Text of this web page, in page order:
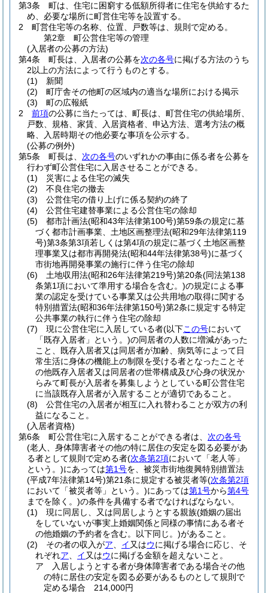
第3条
町は、住宅に困窮する低額所得者に住宅を供給するた
め、必要な場所に町営住宅等を設置する。
2
町営住宅等の名称、位置、戸数等は、規則で定める。
第2章
町公営住宅等の管理
(入居者の公募の方法)
第4条
町長は、入居者の公募を次の各号に掲げる方法のうち
2以上の方法によって行うものとする。
(1)
新聞
(2)
町庁舎その他町の区域内の適当な場所における掲示
(3)
町の広報紙
2
前項の公募に当たっては、町長は、町営住宅の供給場所、
戸数、規格、家賃、入居資格者、申込方法、選考方法の概
略、入居時期その他必要な事項を公示する。
(公募の例外)
第5条
町長は、 次の各号のいずれかの事由に係る者を公募を
行わず町公営住宅に入居させることができる。
(1)
災害による住宅の滅失
(2)
不良住宅の撤去
(3)
公営住宅の借り上げに係る契約の終了
(4)
公営住宅建替事業による公営住宅の除却
(5)
都市計画法(昭和43年法律第100号)第59条の規定に基
づく都市計画事業、土地区画整理法(昭和29年法律第119
号)第3条第3項若しくは第4項の規定に基づく土地区画整
理事業又は都市再開発法(昭和44年法律第38号)に基づく
市街地再開発事業の施行に伴う住宅の除却
(6)
土地収用法(昭和26年法律第219号)第20条(同法第138
条第1項において準用する場合を含む。)の規定による事
業の認定を受けている事業又は公共用地の取得に関する
特別措置法(昭和36年法律第150号)第2条に規定する特定
公共事業の執行に伴う住宅の除却
(7)
現に公営住宅に入居している者(以下この号において
「既存入居者」という。)の同居者の人数に増減があった
こと、既存入居者又は同居者が加齢、病気等によって日
常生活に身体の機能上の制限を受ける者となったことそ
の他既存入居者又は同居者の世帯構成及び心身の状況か
らみて町長が入居者を募集しようとしている町公営住宅
に当該既存入居者が入居することが適切であること。
(8)
公営住宅の入居者が相互に入れ替わることが双方の利
益になること。
(入居者資格)
第6条
町公営住宅に入居することができる者は、 次の各号
(老人、身体障害者その他の特に居住の安定を図る必要があ
る者として規則で定める者(次条第2項において「老人等」
という。)にあっては第1号を、被災市街地復興特別措置法
(平成7年法律第14号)第21条に規定する被災者等(次条第2項
において「被災者等」という。)にあっては第1号から第4号
までを除く。)の条件を具備する者でなければならない。
(1)
現に同居し、又は同居しようとする親族(婚姻の届出
をしていないが事実上婚姻関係と同様の事情にある者そ
の他婚姻の予約者を含む。以下同じ。)があること。
(2)
その者の収入がア イ 又はウに掲げる場合に応じ、そ
れぞれア イ 又はウに掲げる金額を超えないこと。
ア
入居しようとする者が身体障害者である場合その他
の特に居住の安定を図る必要があるものとして規則で
定める場合 214,000円